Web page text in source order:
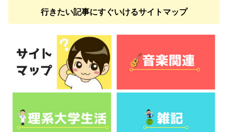
行きたい記事にすぐいけるサイトマップ